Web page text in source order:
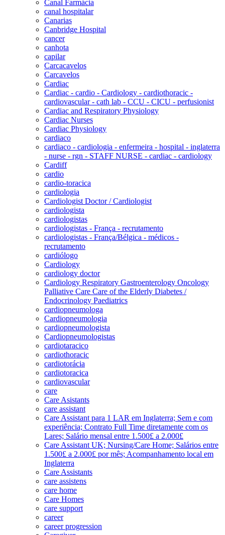
Canal Farmácia
canal hospitalar
Canarias
Canbridge Hospital
cancer
canhota
capilar
Carcacavelos
Carcavelos
Cardiac
Cardiac - cardio - Cardiology - cardiothoracic -
cardiovascular - cath lab - CCU - CICU - perfusionist
Cardiac and Respiratory Physiology
Cardiac Nurses
Cardiac Physiology
cardiaco
cardiaco - cardiologia - enfermeira - hospital - inglaterra
- nurse - rgn - STAFF NURSE - cardiac - cardiology
Cardiff
cardio
cardio-toracica
cardiologia
Cardiologist Doctor / Cardiologist
cardiologista
cardiologistas
cardiologistas - França - recrutamento
cardiologistas - França/Bélgica - médicos -
recrutamento
cardiólogo
Cardiology
cardiology doctor
Cardiology Respiratory Gastroenterology Oncology
Palliative Care Care of the Elderly Diabetes /
Endocrinology Paediatrics
cardiopneumologa
Cardiopneumologia
cardiopneumologista
Cardiopneumologistas
cardiotaracico
cardiothoracic
cardiotorácia
cardiotoracica
cardiovascular
care
Care Asistants
care assistant
Care Assistant para 1 LAR em Inglaterra; Sem e com
experiência; Contrato Full Time diretamente com os
Lares; Salário mensal entre 1.500£ a 2.000£
Care Assistant UK; Nursing/Care Home; Salários entre
1.500£ a 2.000£ por mês; Acompanhamento local em
Inglaterra
Care Assistants
care assistens
care home
Care Homes
care support
career
career progression